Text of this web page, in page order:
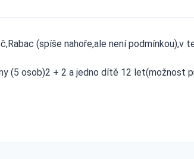
(spíše nahoře,ale není podmínkou),v
(5 osob)2 + 2 a jedno dítě 12 let(možnost